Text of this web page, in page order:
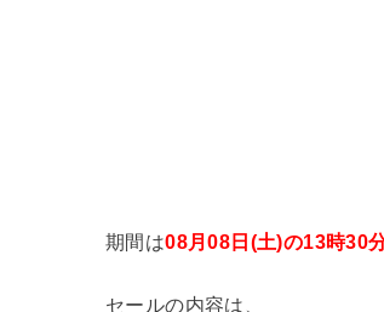
期間は08月08日(土)の13時30
セールの内容は、